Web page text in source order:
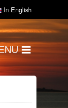
In English